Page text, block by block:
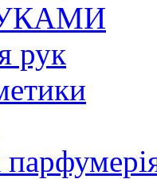
рук